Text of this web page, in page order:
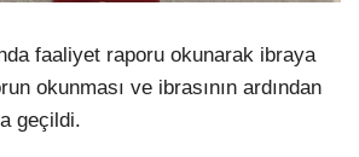
faaliyet raporu okunarak ibraya
okunması ve ibrasının ardından
geçildi.